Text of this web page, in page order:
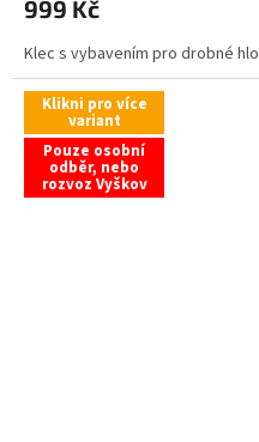
999 Kč
Klec s vybavením pro drobné
Klikni pro více
variant
Pouze osobní
odběr, nebo
rozvoz Vyškov